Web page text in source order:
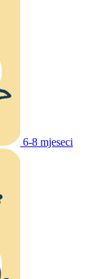
6-8 mjeseci